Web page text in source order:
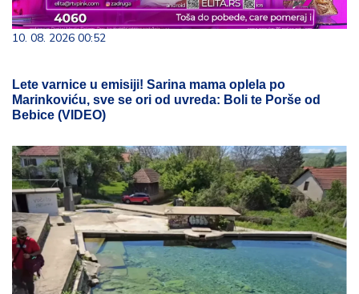
10. 08. 2026 00:52
Lete varnice u emisiji! Sarina mama oplela po
Marinkoviću, sve se ori od uvreda: Boli te Porše od
Bebice (VIDEO)